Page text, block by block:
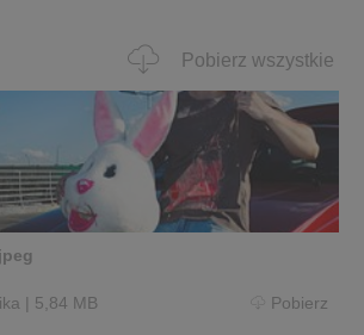
Pobierz wszystkie
| 5,84 MB Pobierz